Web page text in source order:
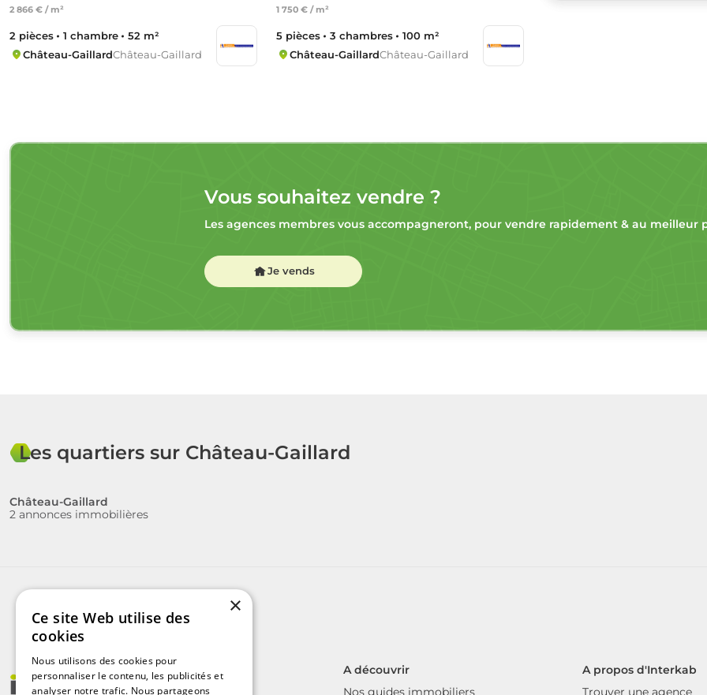
2 866 € / m²
2 pièces 1 chambre
52 m²
Château-GaillardChâteau-Gaillard
1 750 € / m²
5 pièces 3 chambres
100 m²
Château-GaillardChâteau-Gaillard
Vous souhaitez vendre ?
Les agences membres vous accompagneront, pour vendre rapidement & au meilleur
Je vends
Les quartiers sur Château-Gaillard
Château-Gaillard
2 annonces immobilières
A découvrir
Nos guides immobiliers
A propos d'Interkab
Trouver une agence
×
Ce site Web utilise des
cookies
Nous utilisons des cookies pour
personnaliser le contenu, les publicités et
analyser notre trafic. Nous partageons